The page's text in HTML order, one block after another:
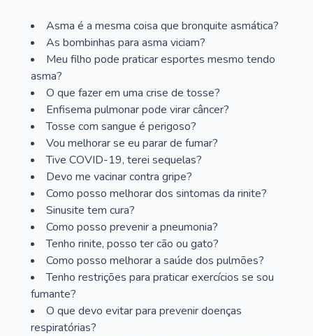
Asma é a mesma coisa que bronquite asmática?
As bombinhas para asma viciam?
Meu filho pode praticar esportes mesmo tendo
asma?
O que fazer em uma crise de tosse?
Enfisema pulmonar pode virar câncer?
Tosse com sangue é perigoso?
Vou melhorar se eu parar de fumar?
Tive COVID-19, terei sequelas?
Devo me vacinar contra gripe?
Como posso melhorar dos sintomas da rinite?
Sinusite tem cura?
Como posso prevenir a pneumonia?
Tenho rinite, posso ter cão ou gato?
Como posso melhorar a saúde dos pulmões?
Tenho restrições para praticar exercícios se sou
fumante?
O que devo evitar para prevenir doenças
respiratórias?